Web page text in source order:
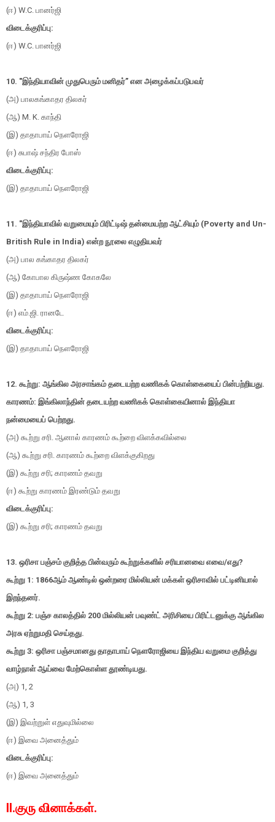
(ஈ) W.C. பானர்ஜி
விடைக்குரிப்பு:
(ஈ) W.C. பானர்ஜி
10. "இந்தியாவின் முதுபெரும் மனிதர்” என அழைக்கப்படுபவர்
(அ) பாலகங்காதர திலகர்
(ஆ) M. K. காந்தி
(இ) தாதாபாய் நௌரோஜி
(ஈ) சுபாஷ் சந்திர போஸ்
விடைக்குரிப்பு:
(இ) தாதாபாய் நௌரோஜி
11. "இந்தியாவில் வறுமையும் பிரிட்டிஷ் தன்மையற்ற ஆட்சியும் (Poverty and Un-
British Rule in India) என்ற நூலை எழுதியவர்
(அ) பால கங்காதர திலகர்
(ஆ) கோபால கிருஷ்ண கோகலே
(இ) தாதாபாய் நௌரோஜி
(ஈ) எம்.ஜி. ரானடே
விடைக்குரிப்பு:
(இ) தாதாபாய் நௌரோஜி
12. கூற்று: ஆங்கில அரசாங்கம் தடையற்ற வணிகக் கொள்கையைப் பின்பற்றியது.
காரணம்: இங்கிலாந்தின் தடையற்ற வணிகக் கொள்கையினால் இந்தியா
நன்மையைப் பெற்றது.
(அ) கூற்று சரி. ஆனால் காரணம் கூற்றை விளக்கவில்லை
(ஆ) கூற்று சரி. காரணம் கூற்றை விளக்குகிறது
(இ) கூற்று சரி; காரணம் தவறு
(ஈ) கூற்று காரணம் இரண்டும் தவறு
விடைக்குரிப்பு:
(இ) கூற்று சரி; காரணம் தவறு
13. ஒரிசா பஞ்சம் குறித்த பின்வரும் கூற்றுக்களில் சரியானவை எவை/எது?
கூற்று 1: 1866ஆம் ஆண்டில் ஒன்றரை மில்லியன் மக்கள் ஒரிசாவில் பட்டினியால்
இறந்தனர்.
கூற்று 2: பஞ்ச காலத்தில் 200 மில்லியன் பவுண்ட் அரிசியை பிரிட்டனுக்கு ஆங்கில
அரசு ஏற்றுமதி செய்தது.
கூற்று 3: ஒரிசா பஞ்சமானது தாதாபாய் நௌரோஜியை இந்திய வறுமை குறித்து
வாழ்நாள் ஆய்வை மேற்கொள்ள தூண்டியது.
(அ) 1, 2
(ஆ) 1, 3
(இ) இவற்றுள் எதுவுமில்லை
(ஈ) இவை அனைத்தும்
விடைக்குரிப்பு:
(ஈ) இவை அனைத்தும்
II.குரு வினாக்கள்.